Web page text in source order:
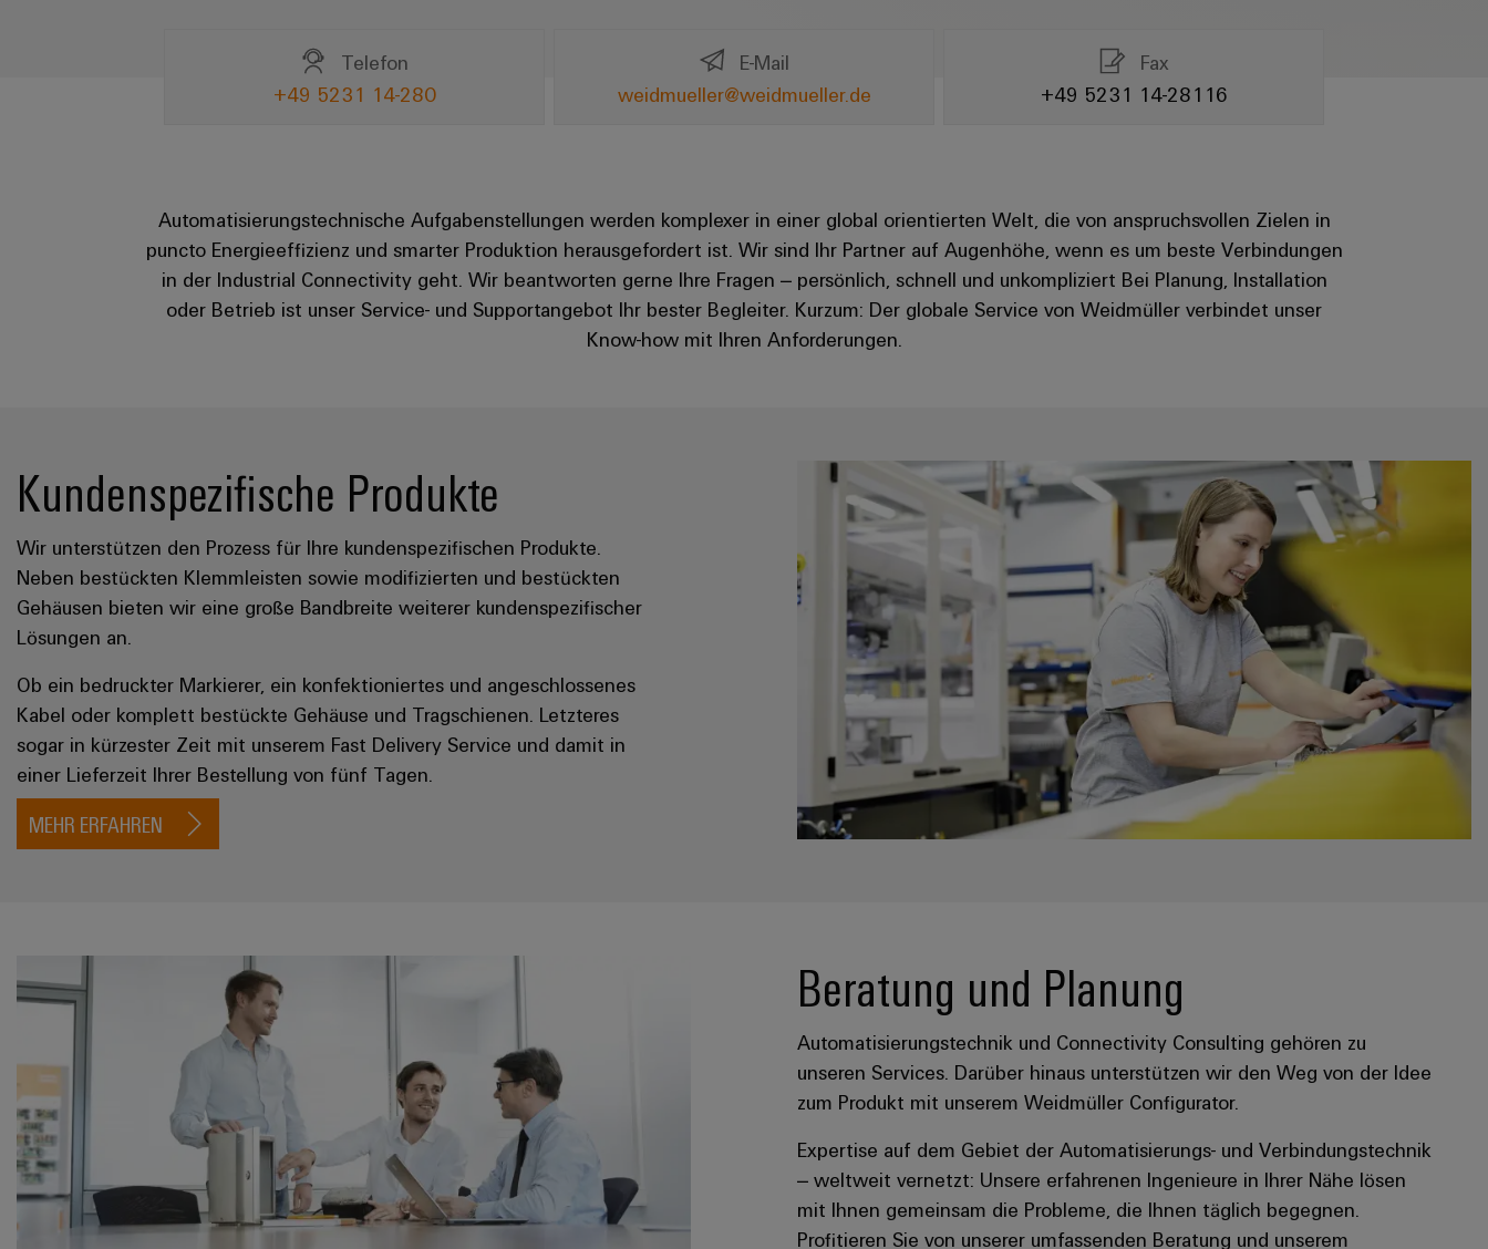
Telefon
+49 5231 14-280
E-Mail
weidmueller@weidmueller.de
Fax
+49 5231 14-28116
Automatisierungstechnische Aufgabenstellungen werden komplexer in einer global orientierten Welt, die von anspruchsvollen Zielen in
puncto Energieeffizienz und smarter Produktion herausgefordert ist. Wir sind Ihr Partner auf Augenhöhe, wenn es um beste Verbindungen
in der Industrial Connectivity geht. Wir beantworten gerne Ihre Fragen – persönlich, schnell und unkompliziert Bei Planung, Installation
oder Betrieb ist unser Service- und Supportangebot Ihr bester Begleiter. Kurzum: Der globale Service von Weidmüller verbindet unser
Know-how mit Ihren Anforderungen.
Kundenspezifische Produkte
Wir unterstützen den Prozess für Ihre kundenspezifischen Produkte.
Neben bestückten Klemmleisten sowie modifizierten und bestückten
Gehäusen bieten wir eine große Bandbreite weiterer kundenspezifischer
Lösungen an.
Ob ein bedruckter Markierer, ein konfektioniertes und angeschlossenes
Kabel oder komplett bestückte Gehäuse und Tragschienen. Letzteres
sogar in kürzester Zeit mit unserem Fast Delivery Service und damit in
einer Lieferzeit Ihrer Bestellung von fünf Tagen.
MEHR ERFAHREN
Beratung und Planung
Automatisierungstechnik und Connectivity Consulting gehören zu
unseren Services. Darüber hinaus unterstützen wir den Weg von der Idee
zum Produkt mit unserem Weidmüller Configurator.
Expertise auf dem Gebiet der Automatisierungs- und Verbindungstechnik
– weltweit vernetzt: Unsere erfahrenen Ingenieure in Ihrer Nähe lösen
mit Ihnen gemeinsam die Probleme, die Ihnen täglich begegnen.
Profitieren Sie von unserer umfassenden Beratung und unserem